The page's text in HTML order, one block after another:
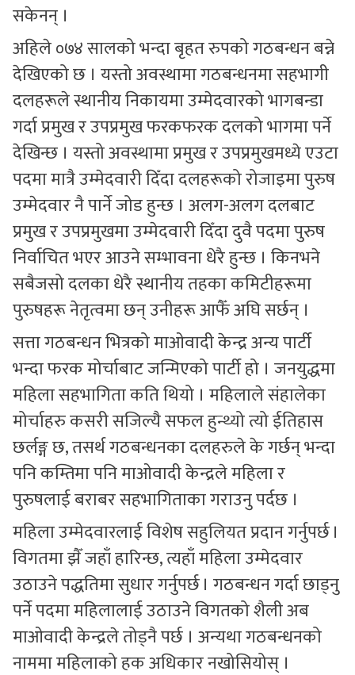
सकेनन् ।
अहिले ०७४ सालको भन्दा बृहत रुपको गठबन्धन बन्ने
देखिएको छ । यस्तो अवस्थामा गठबन्धनमा सहभागी
दलहरूले स्थानीय निकायमा उम्मेदवारको भागबन्डा
गर्दा प्रमुख र उपप्रमुख फरकफरक दलको भागमा पर्ने
देखिन्छ । यस्तो अवस्थामा प्रमुख र उपप्रमुखमध्ये एउटा
पदमा मात्रै उम्मेदवारी दिँदा दलहरूको रोजाइमा पुरुष
उम्मेदवार नै पार्ने जोड हुन्छ । अलग-अलग दलबाट
प्रमुख र उपप्रमुखमा उम्मेदवारी दिँदा दुवै पदमा पुरुष
निर्वाचित भएर आउने सम्भावना धेरै हुन्छ । किनभने
सबैजसो दलका धेरै स्थानीय तहका कमिटीहरूमा
पुरुषहरू नेतृत्वमा छन् उनीहरू आफैँ अघि सर्छन् ।
सत्ता गठबन्धन भित्रको माओवादी केन्द्र अन्य पार्टी
भन्दा फरक मोर्चाबाट जन्मिएको पार्टी हो । जनयुद्धमा
महिला सहभागिता कति थियो । महिलाले संहालेका
मोर्चाहरु कसरी सजिल्यै सफल हुन्थ्यो त्यो ईतिहास
छर्लङ्ग छ, तसर्थ गठबन्धनका दलहरुले के गर्छन् भन्दा
पनि कम्तिमा पनि माओवादी केन्द्रले महिला र
पुरुषलाई बराबर सहभागिताका गराउनु पर्दछ ।
महिला उम्मेदवारलाई विशेष सहुलियत प्रदान गर्नुपर्छ ।
विगतमा झैँ जहाँ हारिन्छ, त्यहाँ महिला उम्मेदवार
उठाउने पद्धतिमा सुधार गर्नुपर्छ । गठबन्धन गर्दा छाड्नु
पर्ने पदमा महिलालाई उठाउने विगतको शैली अब
माओवादी केन्द्रले तोड्नै पर्छ । अन्यथा गठबन्धनको
नाममा महिलाको हक अधिकार नखोसियोस् ।